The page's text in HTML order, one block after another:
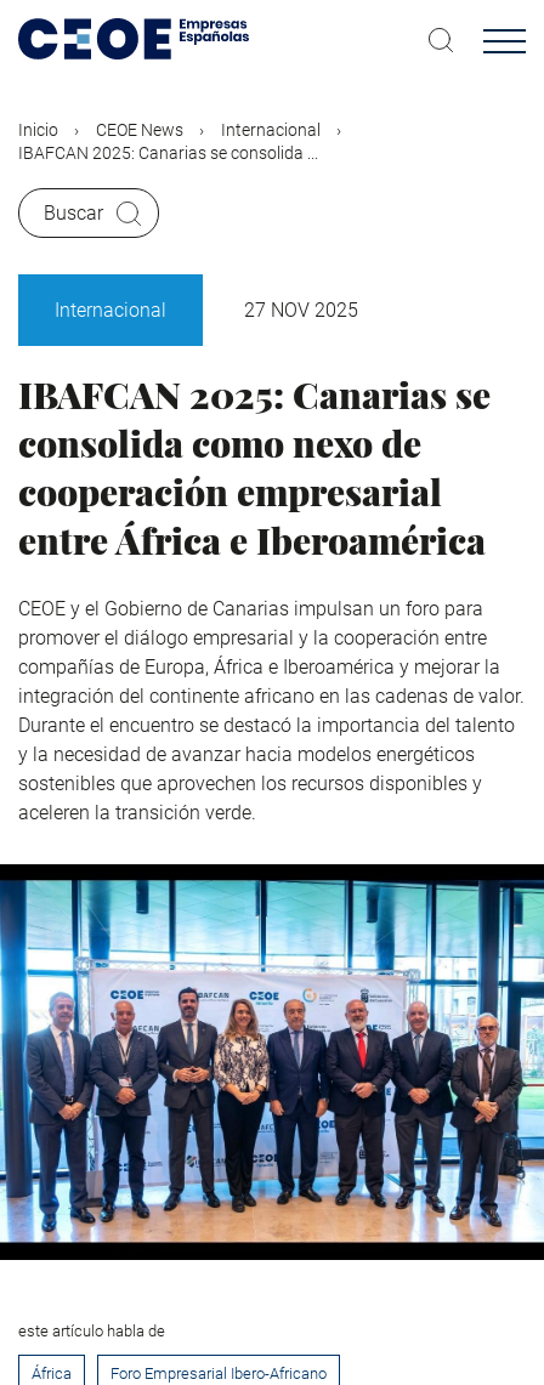
contenido
Inicio CEOE News
Internacional
IBAFCAN 2025: Canarias se consolida ...
Buscar
Internacional 27 NOV 2025
IBAFCAN 2025: Canarias se
consolida como nexo de
cooperación empresarial
entre África e Iberoamérica
CEOE y el Gobierno de Canarias impulsan un foro para
promover el diálogo empresarial y la cooperación entre
compañías de Europa, África e Iberoamérica y mejorar la
integración del continente africano en las cadenas de valor.
Durante el encuentro se destacó la importancia del talento
y la necesidad de avanzar hacia modelos energéticos
sostenibles que aprovechen los recursos disponibles y
aceleren la transición verde.
este artículo habla de
África Foro Empresarial Ibero-Africano